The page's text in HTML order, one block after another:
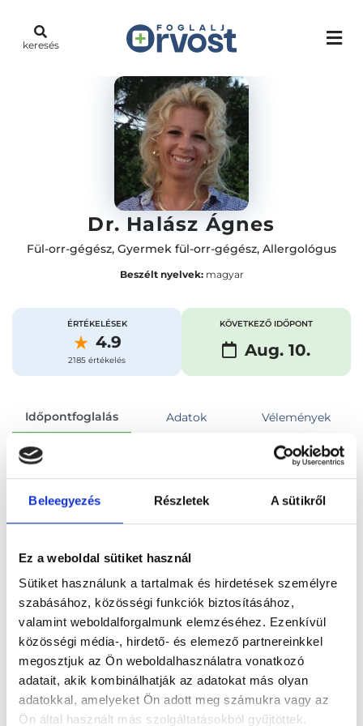
Beleegyezés Részletek A sütikről
Ez a weboldal sütiket használ
Sütiket használunk a tartalmak és hirdetések személyre
szabásához, közösségi funkciók biztosításához,
valamint weboldalforgalmunk elemzéséhez. Ezenkívül
közösségi média-, hirdető- és elemező partnereinkkel
megosztjuk az Ön weboldalhasználatra vonatkozó
adatait, akik kombinálhatják az adatokat más olyan
adatokkal, amelyeket Ön adott meg számukra vagy az
Ön által használt más szolgáltatásokból gyűjtöttek.
keresés
Dr. Halász Ágnes
Fül-orr-gégész, Gyermek fül-orr-gégész, Allergológus
Beszélt nyelvek:magyar
ÉRTÉKELÉSEK
4.9
2185 értékelés
KÖVETKEZŐ IDŐPONT
Aug. 10.
Időpontfoglalás Adatok Vélemények
Foglalj időpontot
Összes szakterület Hétvégi (szombat) konzultáció
Főoldal Orvosok Fül-orr-gégész
Fül-orr-gégész, Budapest, XVII. kerület
Dr. Halász Ágnes